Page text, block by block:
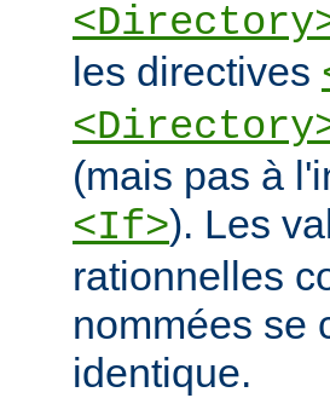
les directives
(mais pas à
<If>). Les
rationnelles
nommées se
identique.